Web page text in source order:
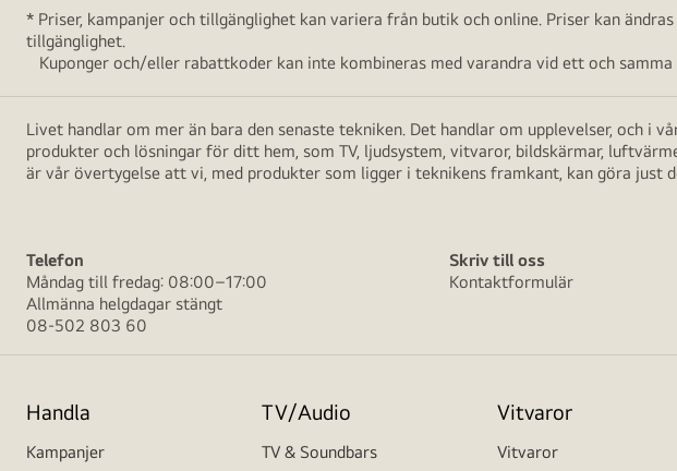
* Priser, kampanjer och tillgänglighet kan variera från butik och online. Priser kan
tillgänglighet.
Kuponger och/eller rabattkoder kan inte kombineras med varandra vid ett och
Livet handlar om mer än bara den senaste tekniken. Det handlar om upplevelser, och i
produkter och lösningar för ditt hem, som TV, ljudsystem, vitvaror, bildskärmar,
är vår övertygelse att vi, med produkter som ligger i teknikens framkant, kan göra just
Telefon
Måndag till fredag: 08:00–17:00
Allmänna helgdagar stängt
08-502 803 60
Skriv till oss
Kontaktformulär
Handla
Kampanjer
TV/Audio
TV & Soundbars
Vitvaror
Vitvaror